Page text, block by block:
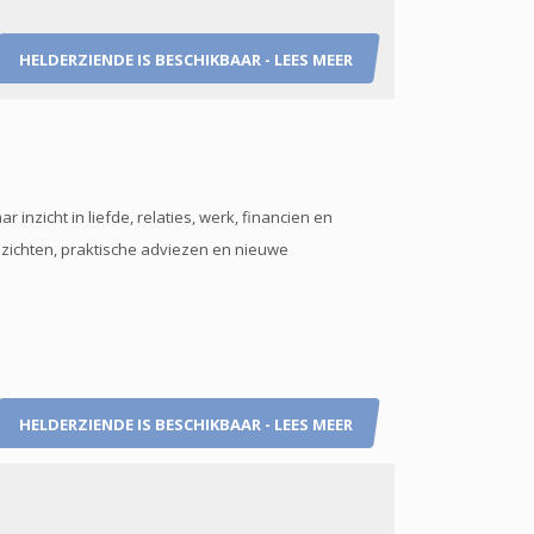
HELDERZIENDE IS BESCHIKBAAR - LEES MEER
inzicht in liefde, relaties, werk, financien en
praktische adviezen en nieuwe
HELDERZIENDE IS BESCHIKBAAR - LEES MEER